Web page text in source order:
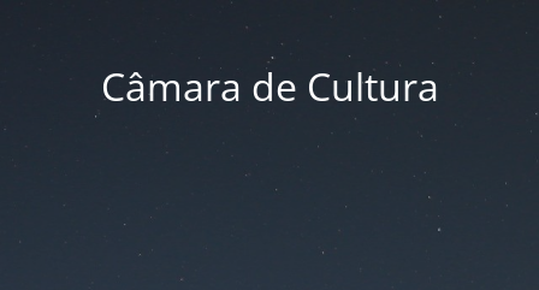
Câmara de Cultura